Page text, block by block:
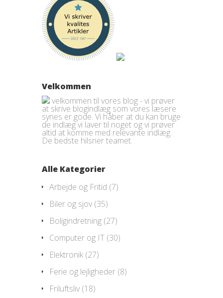
Velkommen
velkommen til vores blog - vi prøver
at skrive blogindlæg som vores læsere
synes er gode. Vi håber at du kan bruge
de indlæg vi laver til noget og vi prøver
altid at komme med relevante indlæg.
De bedste hilsner teamet.
Alle Kategorier
Arbejde og Fritid (7)
Biler og sjov (35)
Boligindretning (27)
Computer og IT (30)
Elektronik (27)
Ferie og lejligheder (8)
Friluftsliv (18)